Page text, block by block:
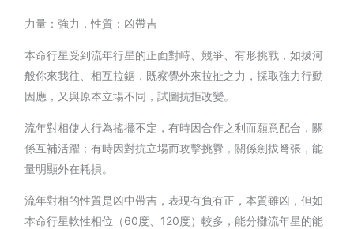
力量：強力，性質：凶帶吉
本命行星受到流年行星的正面對峙、競爭、有形挑戰，如拔河
般你來我往、相互拉鋸，既察覺外來拉扯之力，採取強力行動
因應，又與原本立場不同，試圖抗拒改變。
流年對相使人行為搖擺不定，有時因合作之利而願意配合，關
係互補活躍；有時因對抗立場而攻擊挑釁，關係劍拔弩張，能
量明顯外在耗損。
流年對相的性質是凶中帶吉，表現有負有正，本質雖凶，但如
本命行星軟性相位（60度、120度）較多，能分攤流年星的能